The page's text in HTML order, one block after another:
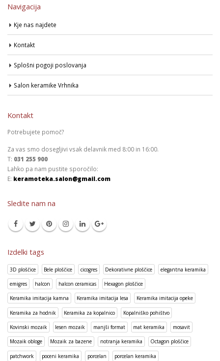
Navigacija
Kje nas najdete
Kontakt
Splošni pogoji poslovanja
Salon keramike Vrhnika
Kontakt
Potrebujete pomoč?
Za vas smo dosegljivi vsak delavnik med 8:00 in 16:00.
T: 031 255 900
Lahko pa nam pustite sporočilo:
E: keramoteka.salon@gmail.com
Sledite nam na
Izdelki tags
3D ploščice Bele ploščice cicogres Dekorativne ploščice elegantna keramika
emigres halcon halcon ceramicas Hexagon ploščice
Keramika imitacija kamna Keramika imitacija lesa Keramika imitacija opeke
Keramika za hodnik Keramika za kopalnico Kopalniško pohištvo
Kovinski mozaik lesen mozaik manjši format mat keramika mosavit
Mozaik obloge Mozaik za bazene notranja keramika Octagon ploščice
patchwork poceni keramika porcelan porcelan keramika